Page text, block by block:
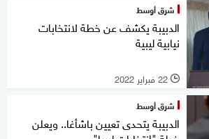
شرق أوسط
الدبيبة يكشف عن خطة لانتخابات
نيابية ليبية
l 22 فبراير 2022
شرق أوسط
الدبيبة يتحدى تعيين باشأغا.. ويعلن